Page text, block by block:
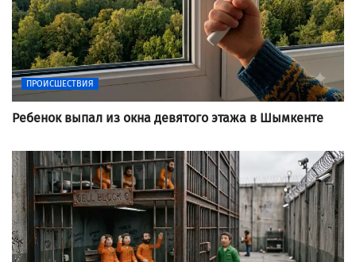
ПРОИСШЕСТВИЯ
Ребенок выпал из окна девятого этажа в Шымкенте